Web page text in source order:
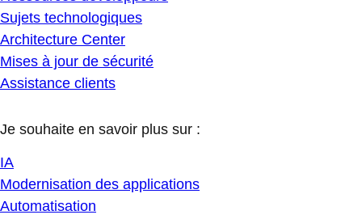
Sujets technologiques
Architecture Center
Mises à jour de sécurité
Assistance clients
Je souhaite en savoir plus sur :
IA
Modernisation des applications
Automatisation